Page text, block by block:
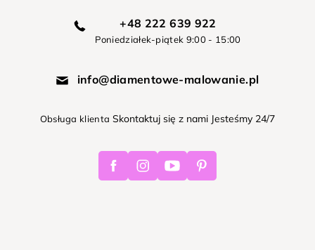
+48 222 639 922
Poniedziałek-piątek 9:00 - 15:00
info@diamentowe-malowanie.pl
Obsługa klienta Skontaktuj się z nami Jesteśmy 24/7
FacebookInstagramYoutube Pinterest